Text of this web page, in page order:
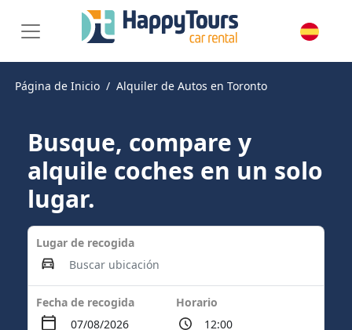
Página de Inicio Alquiler de Autos en Toronto
Busque, compare y
alquile coches en un solo
lugar.
Lugar de recogida
Fecha de recogida Horario